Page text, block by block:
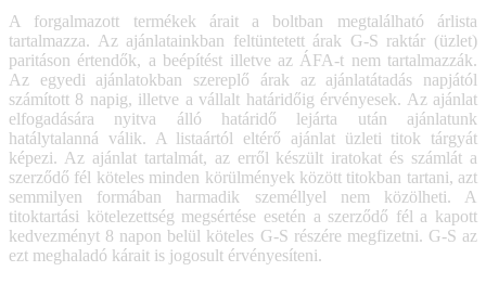
A forgalmazott termékek árait a boltban megtalálható árlista
tartalmazza. Az ajánlatainkban feltüntetett árak G-S raktár (üzlet)
paritáson értendők, a beépítést illetve az ÁFA-t nem tartalmazzák.
Az egyedi ajánlatokban szereplő árak az ajánlatátadás napjától
számított 8 napig, illetve a vállalt határidőig érvényesek. Az ajánlat
elfogadására nyitva álló határidő lejárta után ajánlatunk
hatálytalanná válik. A listaártól eltérő ajánlat üzleti titok tárgyát
képezi. Az ajánlat tartalmát, az erről készült iratokat és számlát a
szerződő fél köteles minden körülmények között titokban tartani, azt
semmilyen formában harmadik személlyel nem közölheti. A
titoktartási kötelezettség megsértése esetén a szerződő fél a kapott
kedvezményt 8 napon belül köteles G-S részére megfizetni. G-S az
ezt meghaladó kárait is jogosult érvényesíteni.